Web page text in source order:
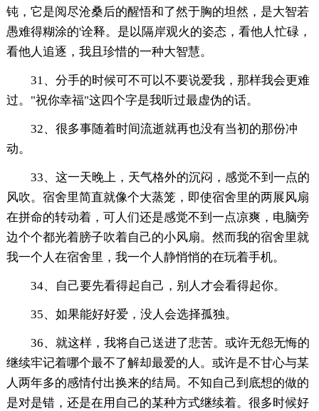
钝，它是阅尽沧桑后的醒悟和了然于胸的坦然，是大智若
愚难得糊涂的'诠释。是以隔岸观火的姿态，看他人忙碌，
看他人追逐，我且珍惜的一种大智慧。
31、分手的时候可不可以不要说爱我，那样我会更难
过。"祝你幸福"这四个字是我听过最虚伪的话。
32、很多事随着时间流逝就再也没有当初的那份冲
动。
33、这一天晚上，天气格外的沉闷，感觉不到一点的
风吹。宿舍里简直就像个大蒸笼，即使宿舍里的两展风扇
在拼命的转动着，可人们还是感觉不到一点凉爽，电脑旁
边个个都光着膀子吹着自己的小风扇。然而我的宿舍里就
我一个人在宿舍里，我一个人静悄悄的在玩着手机。
34、自己要先看得起自己，别人才会看得起你。
35、如果能好好爱，没人会选择孤独。
36、就这样，我将自己送进了悲苦。或许无怨无悔的
继续牢记着哪个最不了解却最爱的人。或许是不甘心与某
人两年多的感情付出换来的结局。不知自己到底想的做的
是对是错，还是在用自己的某种方式继续着。很多时候好